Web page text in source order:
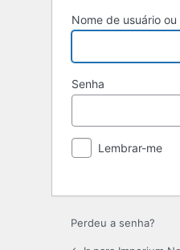
Nome de usuário
Senha
Lembrar-me
Perdeu a senha?